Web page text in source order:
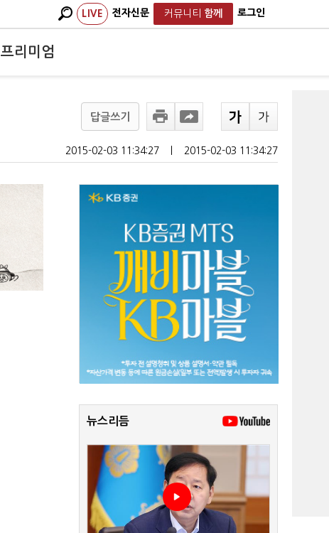
LIVE 전자신문 커뮤니티 함께 로그인
프리미엄
답글쓰기
2015-02-03 11:34:27 2015-02-03 11:34:27
뉴스리듬